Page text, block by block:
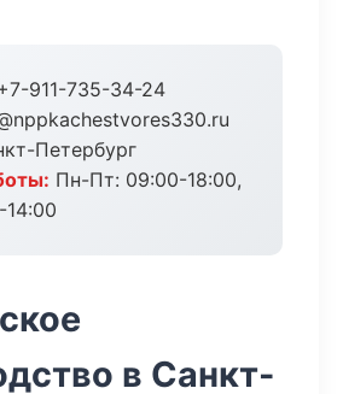
911-735-34-24
Петербург
Пн-Пт: 09:00-18:00,
14:00
в Санкт-